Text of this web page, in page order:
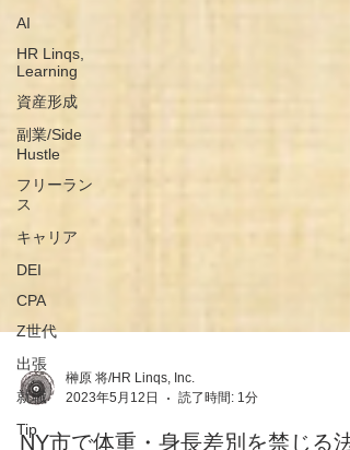
AI
HR Linqs,
Learning
資産形成
副業/Side
Hustle
フリーラン
ス
キャリア
DEI
CPA
Z世代
出張
就職
Tip
2023年5月12日
読了時間: 1分